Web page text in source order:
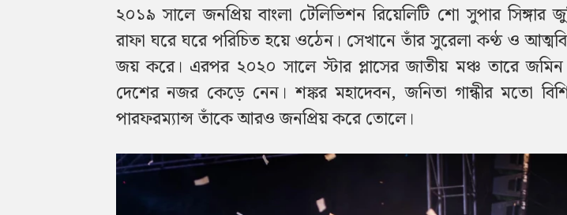
২০১৯ সালে জনপ্রিয় বাংলা টেলিভিশন রিয়েলিটি শো সুপার সিঙ্গার
রাফা ঘরে ঘরে পরিচিত হয়ে ওঠেন। সেখানে তাঁর সুরেলা কণ্ঠ ও
জয় করে। এরপর ২০২০ সালে স্টার প্লাসের জাতীয় মঞ্চ তারে
দেশের নজর কেড়ে নেন। শঙ্কর মহাদেবন, জনিতা গান্ধীর মতো
পারফরম্যান্স তাঁকে আরও জনপ্রিয় করে তোলে।